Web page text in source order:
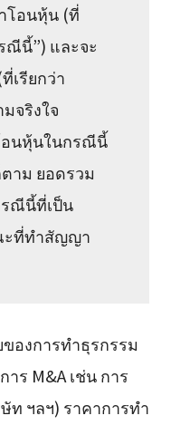
โอนหุ้น (ที่
ณีนี้”) และจะ
รียกว่า
จริงใจ
อนหุ้นในกรณีนี้
ตาม ยอดรวม
ณีนี้ที่เป็น
ะที่ทำสัญญา
องการทำธุรกรรม
ร M&A เช่น การ
ท ฯลฯ) ราคาการทำ